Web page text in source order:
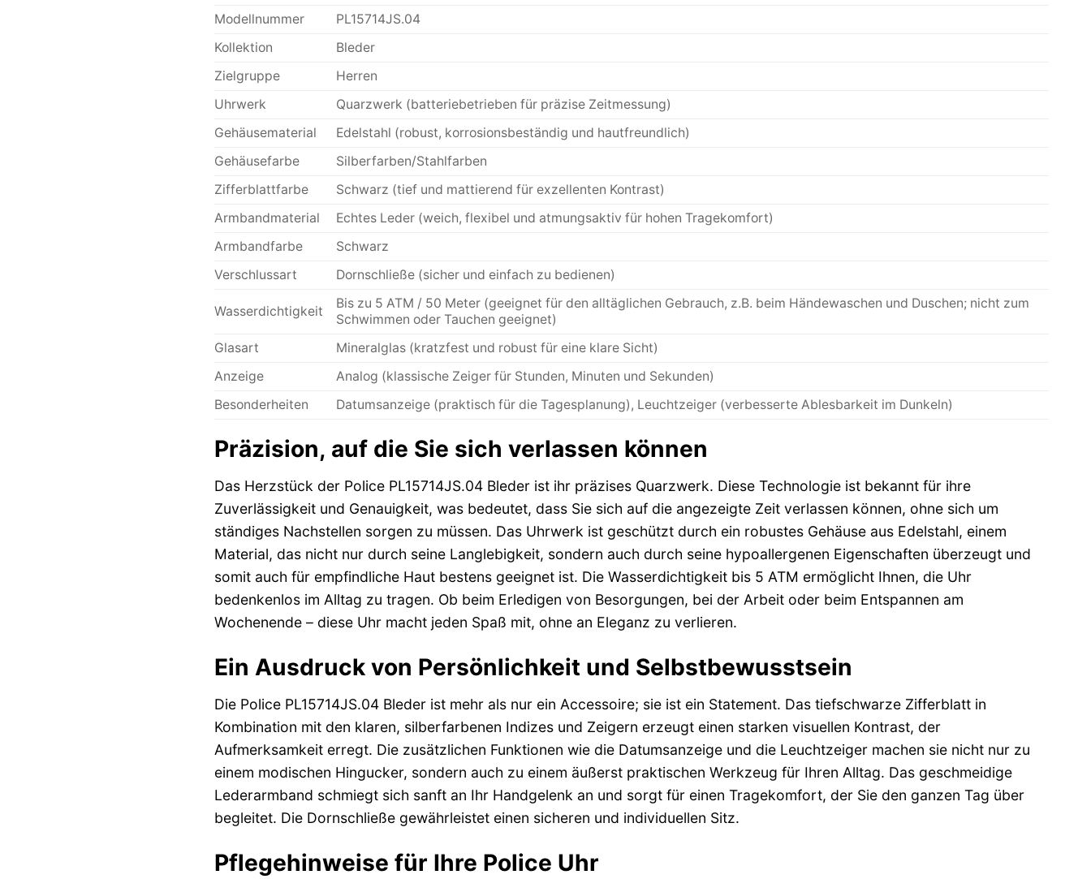
Modellnummer
PL15714JS.04
Kollektion
Bleder
Zielgruppe
Herren
Uhrwerk
Quarzwerk (batteriebetrieben für präzise Zeitmessung)
Gehäusematerial
Edelstahl (robust, korrosionsbeständig und hautfreundlich)
Gehäusefarbe
Silberfarben/Stahlfarben
Zifferblattfarbe
Schwarz (tief und mattierend für exzellenten Kontrast)
Armbandmaterial
Echtes Leder (weich, flexibel und atmungsaktiv für hohen Tragekomfort)
Armbandfarbe
Schwarz
Verschlussart
Dornschließe (sicher und einfach zu bedienen)
Wasserdichtigkeit
Bis zu 5 ATM / 50 Meter (geeignet für den alltäglichen Gebrauch, z.B. beim Händewaschen und Duschen; nicht zum
Schwimmen oder Tauchen geeignet)
Glasart
Mineralglas (kratzfest und robust für eine klare Sicht)
Anzeige
Analog (klassische Zeiger für Stunden, Minuten und Sekunden)
Besonderheiten
Datumsanzeige (praktisch für die Tagesplanung), Leuchtzeiger (verbesserte Ablesbarkeit im Dunkeln)
Präzision, auf die Sie sich verlassen können
Das Herzstück der Police PL15714JS.04 Bleder ist ihr präzises Quarzwerk. Diese Technologie ist bekannt für ihre
Zuverlässigkeit und Genauigkeit, was bedeutet, dass Sie sich auf die angezeigte Zeit verlassen können, ohne sich um
ständiges Nachstellen sorgen zu müssen. Das Uhrwerk ist geschützt durch ein robustes Gehäuse aus Edelstahl, einem
Material, das nicht nur durch seine Langlebigkeit, sondern auch durch seine hypoallergenen Eigenschaften überzeugt und
somit auch für empfindliche Haut bestens geeignet ist. Die Wasserdichtigkeit bis 5 ATM ermöglicht Ihnen, die Uhr
bedenkenlos im Alltag zu tragen. Ob beim Erledigen von Besorgungen, bei der Arbeit oder beim Entspannen am
Wochenende – diese Uhr macht jeden Spaß mit, ohne an Eleganz zu verlieren.
Ein Ausdruck von Persönlichkeit und Selbstbewusstsein
Die Police PL15714JS.04 Bleder ist mehr als nur ein Accessoire; sie ist ein Statement. Das tiefschwarze Zifferblatt in
Kombination mit den klaren, silberfarbenen Indizes und Zeigern erzeugt einen starken visuellen Kontrast, der
Aufmerksamkeit erregt. Die zusätzlichen Funktionen wie die Datumsanzeige und die Leuchtzeiger machen sie nicht nur zu
einem modischen Hingucker, sondern auch zu einem äußerst praktischen Werkzeug für Ihren Alltag. Das geschmeidige
Lederarmband schmiegt sich sanft an Ihr Handgelenk an und sorgt für einen Tragekomfort, der Sie den ganzen Tag über
begleitet. Die Dornschließe gewährleistet einen sicheren und individuellen Sitz.
Pflegehinweise für Ihre Police Uhr